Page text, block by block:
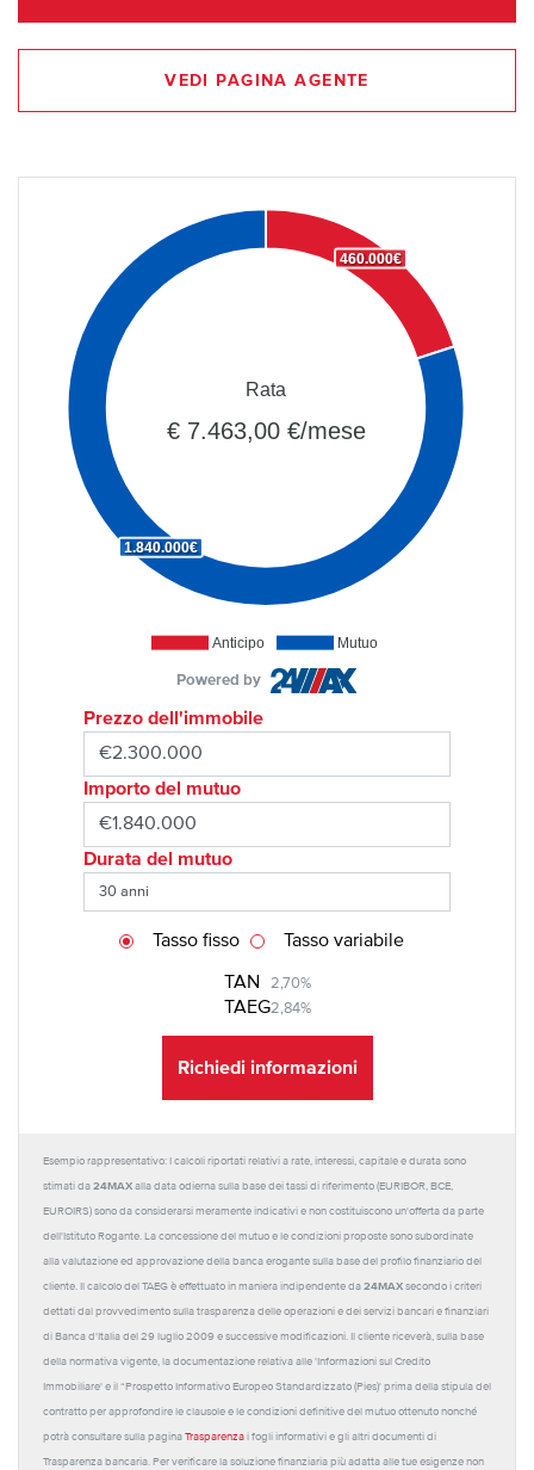
VEDI PAGINA AGENTE
Anticipo Mutuo
460.000€
1.840.000€
Rata
€ 7.463,00 €/mese
Powered by
Prezzo dell'immobile
Importo del mutuo
Durata del mutuo
TAN 2,70%
TAEG2,84%
Tasso fisso Tasso variabile
Richiedi informazioni
Esempio rappresentativo: I calcoli riportati relativi a rate, interessi, capitale e durata sono
stimati da 24MAX alla data odierna sulla base dei tassi di riferimento (EURIBOR, BCE,
EUROIRS) sono da considerarsi meramente indicativi e non costituiscono un'offerta da parte
dell'Istituto Rogante. La concessione del mutuo e le condizioni proposte sono subordinate
alla valutazione ed approvazione della banca erogante sulla base del profilo finanziario del
cliente. Il calcolo del TAEG è effettuato in maniera indipendente da 24MAX secondo i criteri
dettati dal provvedimento sulla trasparenza delle operazioni e dei servizi bancari e finanziari
di Banca d'Italia del 29 luglio 2009 e successive modificazioni. Il cliente riceverà, sulla base
della normativa vigente, la documentazione relativa alle 'Informazioni sul Credito
Immobiliare' e il “Prospetto Informativo Europeo Standardizzato (Pies)' prima della stipula del
contratto per approfondire le clausole e le condizioni definitive del mutuo ottenuto nonché
potrà consultare sulla pagina Trasparenza i fogli informativi e gli altri documenti di
Trasparenza bancaria. Per verificare la soluzione finanziaria più adatta alle tue esigenze non